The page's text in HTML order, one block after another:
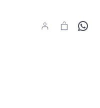
Hola